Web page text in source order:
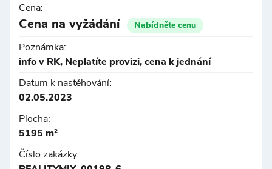
⦿ modul sloupů 24 x 12 m
⦿ LED osvětlení
⦿ dostatečné manipulační plochy před budovou
⦿ vytápění infrazářiči nebo sahary
⦿ přístup 24/7
⦿ certifikace BREEAM Very Good
⦿ kapacita el. příkonu až 50 KW
22W
Cena:
Cena na vyžádání Nabídněte cenu
Poznámka:
info v RK, Neplatíte provizi, cena k jednání
Datum k nastěhování:
02.05.2023
Plocha:
5195 m²
Číslo zakázky: